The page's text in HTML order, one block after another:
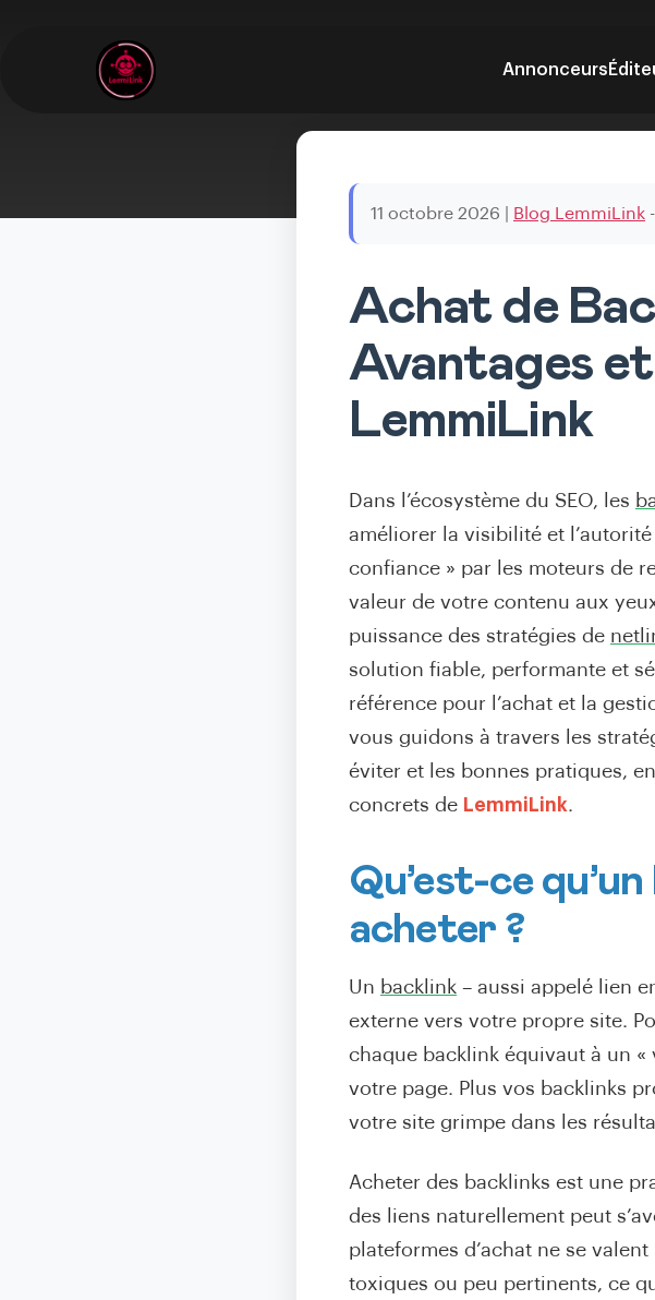
Annonceurs
11 octobre 2026 Blog LemmiLink
Achat de
Avantages
LemmiLink
Dans l’écosystème du SEO, les
améliorer la visibilité et
confiance » par les moteurs de
valeur de votre contenu aux
puissance des stratégies de
solution fiable, performante et
référence pour l’achat et la
vous guidons à travers les
éviter et les bonnes pratiques,
concrets de LemmiLink.
Qu’est-ce
acheter ?
Un backlink – aussi appelé lien
externe vers votre propre site.
chaque backlink équivaut à un «
votre page. Plus vos backlinks
votre site grimpe dans les
Acheter des backlinks est une
des liens naturellement peut
plateformes d’achat ne se
toxiques ou peu pertinents, ce